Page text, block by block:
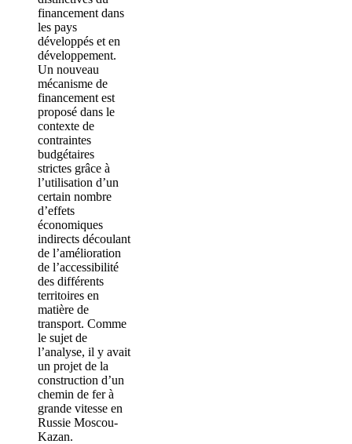
financement dans
les pays
développés et en
développement.
Un nouveau
mécanisme de
financement est
proposé dans le
contexte de
contraintes
budgétaires
strictes grâce à
l’utilisation d’un
certain nombre
d’effets
économiques
indirects découlant
de l’amélioration
de l’accessibilité
des différents
territoires en
matière de
transport. Comme
le sujet de
l’analyse, il y avait
un projet de la
construction d’un
chemin de fer à
grande vitesse en
Russie Moscou-
Kazan.